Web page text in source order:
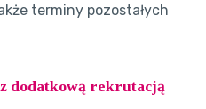
terminy pozostałych
dodatkową rekrutacją